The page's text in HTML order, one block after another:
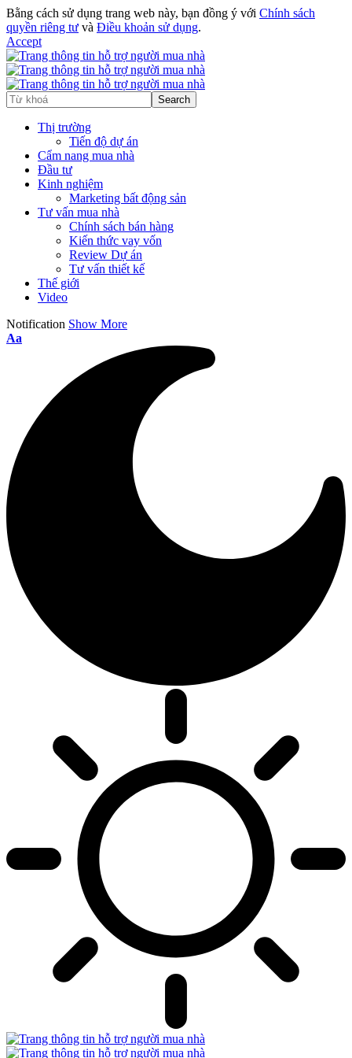
Bằng cách sử dụng trang web này, bạn đồng ý với Chính sách
quyền riêng tư và Điều khoản sử dụng.
Accept
Thị trường
Tiến độ dự án
Cẩm nang mua nhà
Đầu tư
Kinh nghiệm
Marketing bất động sản
Tư vấn mua nhà
Chính sách bán hàng
Kiến thức vay vốn
Review Dự án
Tư vấn thiết kế
Thế giới
Video
Notification Show More
Aa